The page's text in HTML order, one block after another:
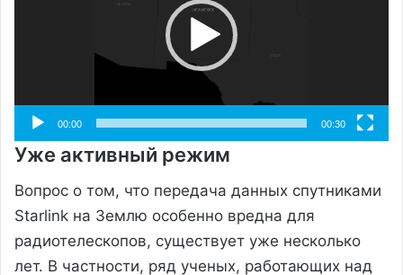
00:00 00:30
Уже активный режим
Вопрос о том, что передача данных спутниками
Starlink на Землю особенно вредна для
радиотелескопов, существует уже несколько
лет. В частности, ряд ученых, работающих над